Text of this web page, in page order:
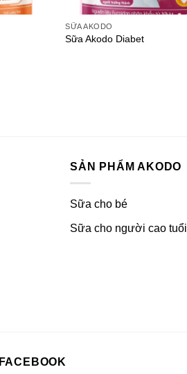
SỮA AKODO
Sữa Akodo Diabet
SẢN PHẨM AKODO
Sữa cho bé
Sữa cho người cao tuổi
FACEBOOK